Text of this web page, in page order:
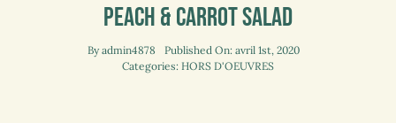
Peach & Carrot Salad
Byadmin4878
Published On: avril 1st, 2020
Categories: HORS D'OEUVRES